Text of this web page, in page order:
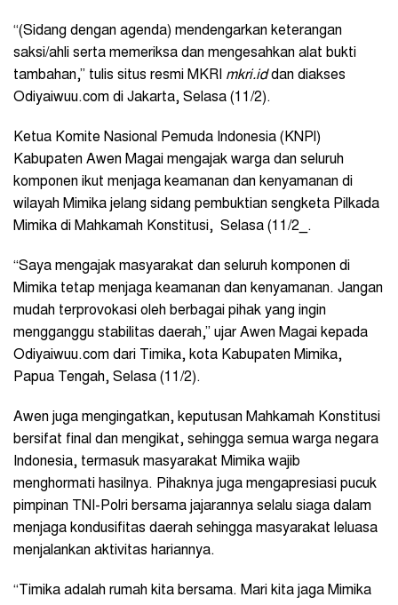
“(Sidang dengan agenda) mendengarkan keterangan
saksi/ahli serta memeriksa dan mengesahkan alat bukti
tambahan,” tulis situs resmi MKRI mkri.iddan diakses
Odiyaiwuu.com di Jakarta, Selasa (11/2).
Ketua Komite Nasional Pemuda Indonesia (KNPI)
Kabupaten Awen Magai mengajak warga dan seluruh
komponen ikut menjaga keamanan dan kenyamanan di
wilayah Mimika jelang sidang pembuktian sengketa Pilkada
Mimika di Mahkamah Konstitusi, Selasa (11/2_.
“Saya mengajak masyarakat dan seluruh komponen di
Mimika tetap menjaga keamanan dan kenyamanan. Jangan
mudah terprovokasi oleh berbagai pihak yang ingin
mengganggu stabilitas daerah,” ujar Awen Magai kepada
Odiyaiwuu.com dari Timika, kota Kabupaten Mimika,
Papua Tengah, Selasa (11/2).
Awen juga mengingatkan, keputusan Mahkamah Konstitusi
bersifat final dan mengikat, sehingga semua warga negara
Indonesia, termasuk masyarakat Mimika wajib
menghormati hasilnya. Pihaknya juga mengapresiasi pucuk
pimpinan TNI-Polri bersama jajarannya selalu siaga dalam
menjaga kondusifitas daerah sehingga masyarakat leluasa
menjalankan aktivitas hariannya.
“Timika adalah rumah kita bersama. Mari kita jaga Mimika